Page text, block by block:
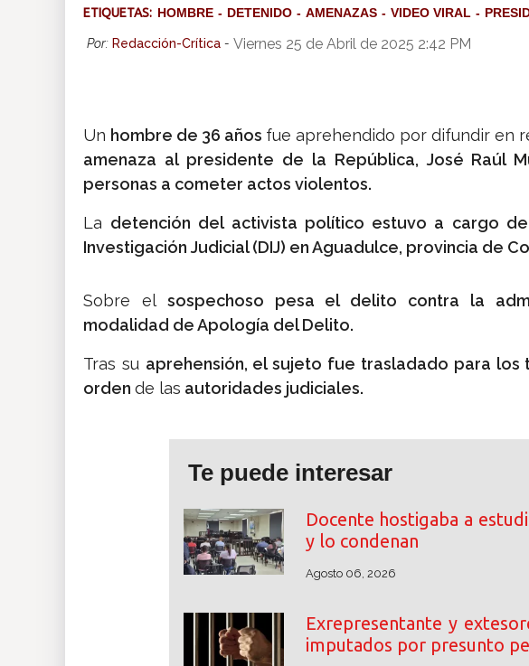
ETIQUETAS: HOMBRE DETENIDO AMENAZAS VIDEO VIRAL
Por: Redacción-Crítica - Viernes 25 de Abril de 2025 2:42 PM
Un hombre de 36 años fue aprehendido por difundir en
amenaza al presidente de la República, José Raúl
personas a cometer actos violentos.
La detención del activista político estuvo a cargo
Investigación Judicial (DIJ) en Aguadulce, provincia de
Sobre el sospechoso pesa el delito contra la
modalidad de Apología del Delito.
Tras su aprehensión, el sujeto fue trasladado para los
orden de las autoridades judiciales.
Te puede interesar
Docente hostigaba a
y lo condenan
Agosto 06, 2026
Exrepresentante y
imputados por presunto